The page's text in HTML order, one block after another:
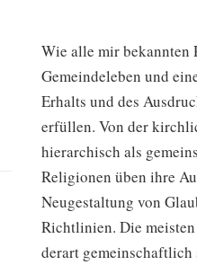
Wie alle mir bekannten
Gemeindeleben und
Erhalts und des
erfüllen. Von der
hierarchisch als
Religionen üben ihre
Neugestaltung von
Richtlinien. Die
derart